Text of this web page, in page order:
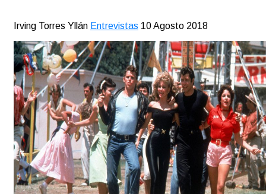
Irving Torres Yllán Entrevistas 10 Agosto 2018